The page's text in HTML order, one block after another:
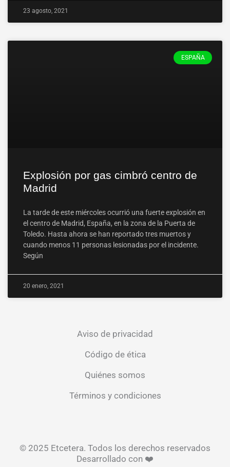
23 agosto, 2021
ESPAÑA
Explosión por gas cimbró centro de
Madrid
La tarde de este miércoles ocurrió una fuerte explosión en
el centro de Madrid, España, en la zona de la Puerta de
Toledo. Hasta ahora se han reportado tres muertos y
cuando menos 11 personas lesionadas por el incidente.
Según
20 enero, 2021
Aviso de privacidad
Código de ética
Quiénes somos
Términos y condiciones
© 2025 Etcetera. Todos los derechos reservados
Desarrollado con ❤️